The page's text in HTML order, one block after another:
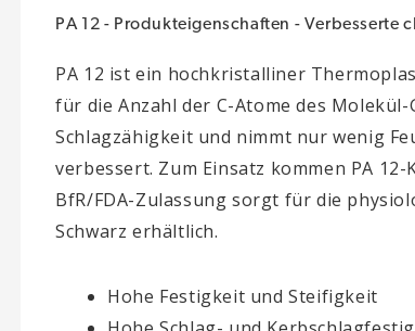
PA 12 - Produkteigenschaften - Verbesserte
PA 12 ist ein hochkristalliner
für die Anzahl der C-Atome des
Schlagzähigkeit und nimmt nur wenig
verbessert. Zum Einsatz kommen PA
BfR/FDA-Zulassung sorgt für die
Schwarz erhältlich.
Hohe Festigkeit und Steifigkeit